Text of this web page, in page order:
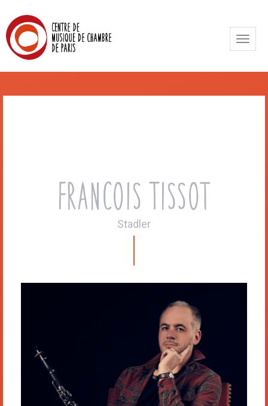
Toggle
Francois Tissot
Stadler